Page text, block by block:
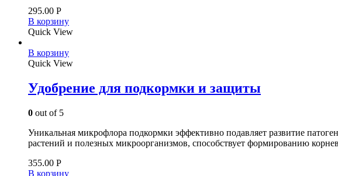
295.00 Р
В корзину
Quick View
В корзину
Quick View
Удобрение для подкормки и защиты
0 out of 5
Уникальная микрофлора подкормки эффективно подавляет развитие
растений и полезных микроорганизмов, способствует формированию
355.00 Р
В корзину